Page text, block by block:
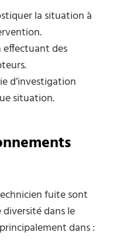
la situation à
effectuant des
d’investigation
situation.
fuite sont
dans le
dans :